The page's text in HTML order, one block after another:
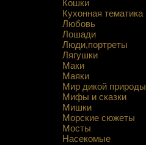
Кошки
Кухонная тематика
Любовь
Лошади
Люди,портреты
Лягушки
Маки
Маяки
Мир дикой природы
Мифы и сказки
Мишки
Морские сюжеты
Мосты
Насекомые